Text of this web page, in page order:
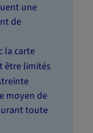
une
de
la carte
être limités
moyen de
toute